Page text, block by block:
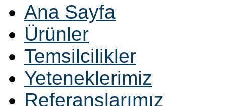
Ana Sayfa
Ürünler
Temsilcilikler
Yeteneklerimiz
Referanslarımız